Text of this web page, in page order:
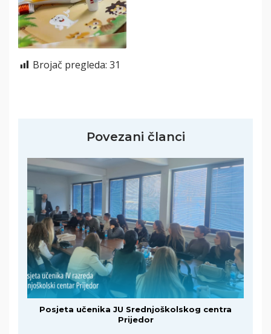
Brojač pregleda: 31
Povezani članci
Posjeta učenika JU Srednjoškolskog centra
Prijedor